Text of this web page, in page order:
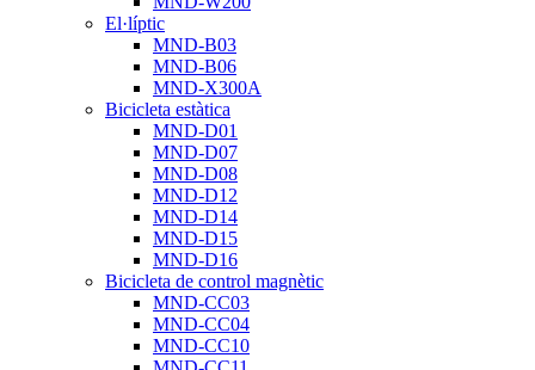
El·líptic
MND-B03
MND-B06
MND-X300A
Bicicleta estàtica
MND-D01
MND-D07
MND-D08
MND-D12
MND-D14
MND-D15
MND-D16
Bicicleta de control magnètic
MND-CC03
MND-CC04
MND-CC10